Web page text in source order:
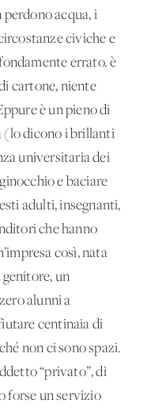
acqua, i
civiche e
errato. è
cartone, niente
è un pieno di
(lo dicono i brillanti
universitaria dei
e baciare
adulti, insegnanti,
che hanno
così, nata
un
alunni a
centinaia di
non ci sono spazi.
“privato”, di
forse un servizio